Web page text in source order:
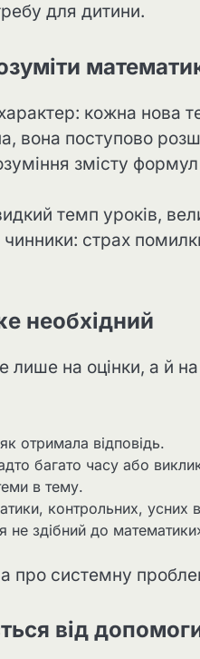
для дитини.
кожна нова
вона поступово
змісту формул
темп уроків,
страх
необхідний
лише на оцінки, а й
отримала відповідь.
багато часу або
в тему.
контрольних, усних
не здібний до
про системну
від